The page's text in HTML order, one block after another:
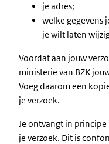
je adres;
welke gegevens
je wilt laten
Voordat aan jouw
ministerie van BZK
Voeg daarom een
je verzoek.
Je ontvangt in
je verzoek. Dit is